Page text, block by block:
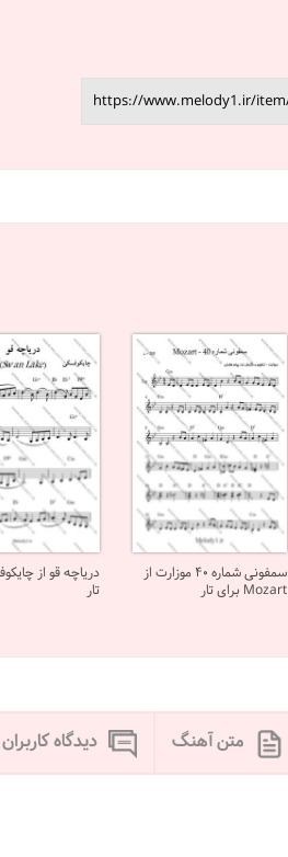
سمفونی شماره 40 موزارت از
Mozart برای تار
دریاچه قو از
تار
متن آهنگ دیدگاه کاربران